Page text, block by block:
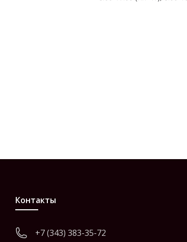
Контакты
+7 (343) 383-35-72